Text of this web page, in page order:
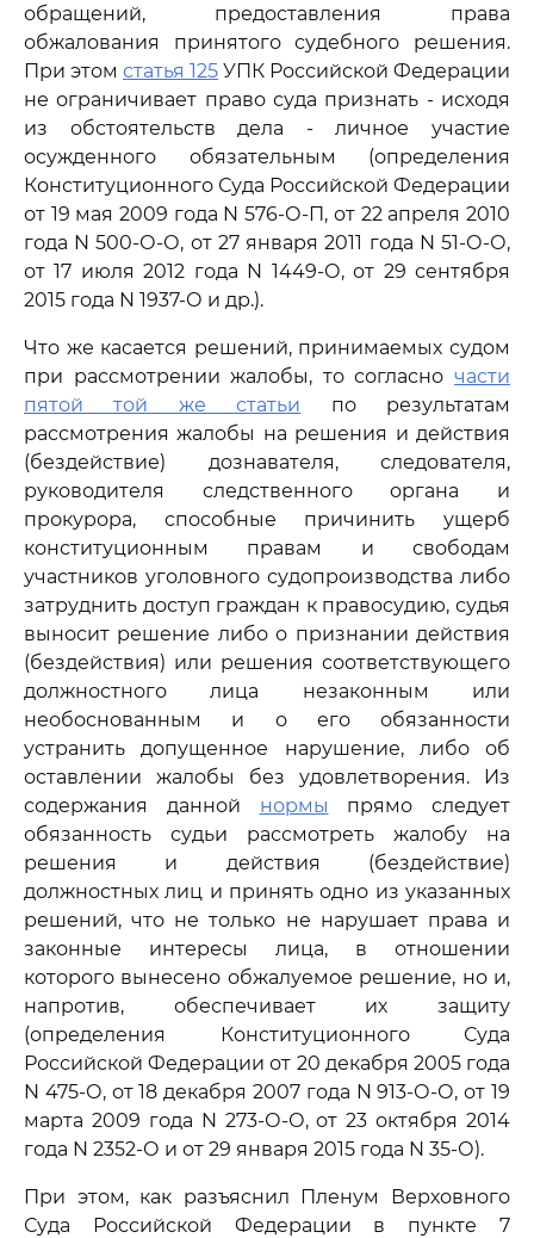
обращений, предоставления права
обжалования принятого судебного решения.
При этом статья 125 УПК Российской Федерации
не ограничивает право суда признать - исходя
из обстоятельств дела - личное участие
осужденного обязательным (определения
Конституционного Суда Российской Федерации
от 19 мая 2009 года N 576-О-П, от 22 апреля 2010
года N 500-О-О, от 27 января 2011 года N 51-О-О,
от 17 июля 2012 года N 1449-О, от 29 сентября
2015 года N 1937-О и др.).
Что же касается решений, принимаемых судом
при рассмотрении жалобы, то согласно части
пятой той же статьи по результатам
рассмотрения жалобы на решения и действия
(бездействие) дознавателя, следователя,
руководителя следственного органа и
прокурора, способные причинить ущерб
конституционным правам и свободам
участников уголовного судопроизводства либо
затруднить доступ граждан к правосудию, судья
выносит решение либо о признании действия
(бездействия) или решения соответствующего
должностного лица незаконным или
необоснованным и о его обязанности
устранить допущенное нарушение, либо об
оставлении жалобы без удовлетворения. Из
содержания данной нормы прямо следует
обязанность судьи рассмотреть жалобу на
решения и действия (бездействие)
должностных лиц и принять одно из указанных
решений, что не только не нарушает права и
законные интересы лица, в отношении
которого вынесено обжалуемое решение, но и,
напротив, обеспечивает их защиту
(определения Конституционного Суда
Российской Федерации от 20 декабря 2005 года
N 475-О, от 18 декабря 2007 года N 913-О-О, от 19
марта 2009 года N 273-О-О, от 23 октября 2014
года N 2352-О и от 29 января 2015 года N 35-О).
При этом, как разъяснил Пленум Верховного
Суда Российской Федерации в пункте 7